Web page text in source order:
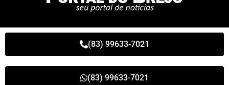
(83) 99633-7021
(83) 99633-7021